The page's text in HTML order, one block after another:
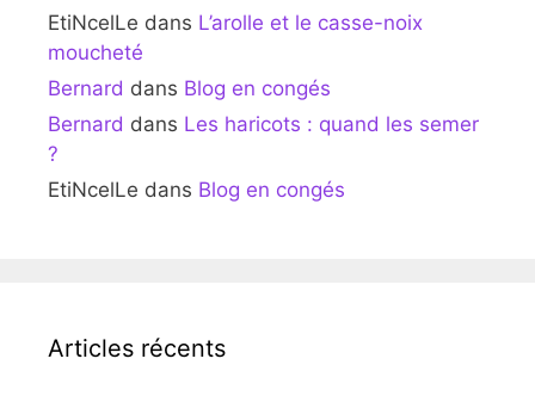
EtiNcelLe dans L’arolle et le casse-noix
moucheté
Bernard dans Blog en congés
Bernard dans Les haricots : quand les semer
?
EtiNcelLe dans Blog en congés
Articles récents